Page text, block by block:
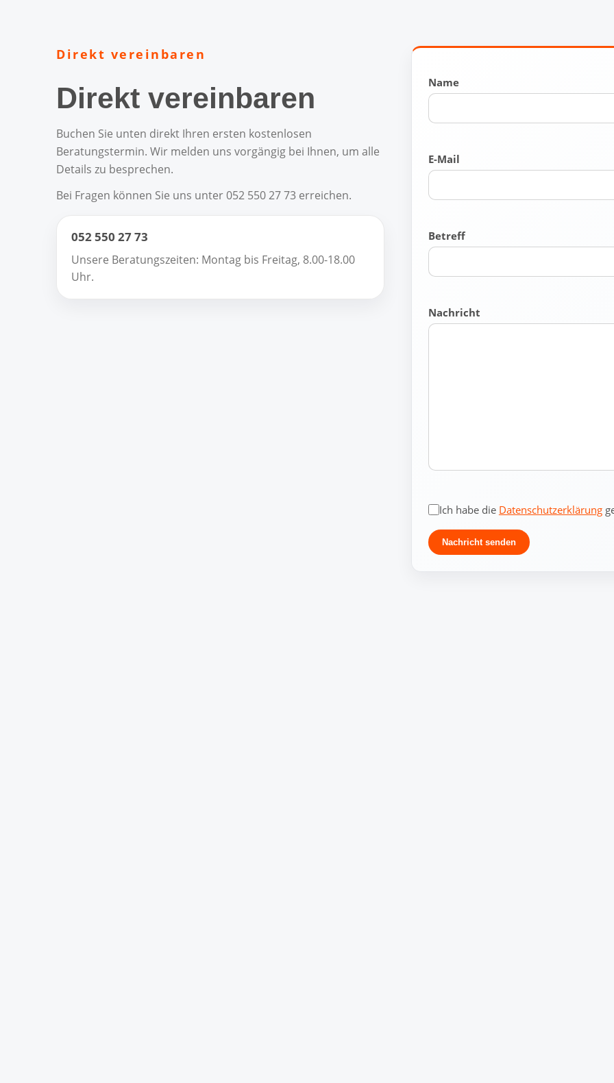
Direkt vereinbaren
Direkt vereinbaren
Buchen Sie unten direkt Ihren ersten kostenlosen
Beratungstermin. Wir melden uns vorgängig bei Ihnen, um alle
Details zu besprechen.
Bei Fragen können Sie uns unter 052 550 27 73 erreichen.
052 550 27 73
Unsere Beratungszeiten: Montag bis Freitag, 8.00-18.00
Uhr.
Name
E-Mail
Betreff
Nachricht
Ich habe die Datenschutzerklärung